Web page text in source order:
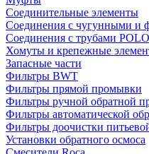
Соединительные элементы
Соединения с чугунными и
Соединения с трубами
Хомуты и крепежные
Запасные части
Фильтры BWT
Фильтры прямой промывки
Фильтры ручной обратной
Фильтры автоматической
Фильтры доочистки
Установки обратного осмоса